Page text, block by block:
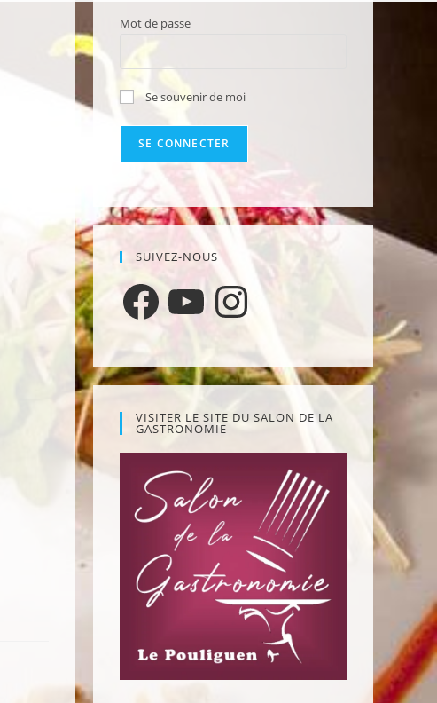
Mot de passe
Se souvenir de moi
SUIVEZ-NOUS
FacebookYouTube Instagram
VISITER LE SITE DU SALON DE LA
GASTRONOMIE